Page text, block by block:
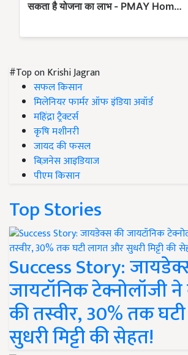
#Top on Krishi Jagran
सफल किसान
मिलेनियर फार्मर ऑफ इंडिया अवॉर्ड
महिंद्रा ट्रैक्टर्स
कृषि मशीनरी
जायद की फसल
बिज़नेस आइडियाज
पीएम किसान
Top Stories
Success Story:
जायटॉनिक टेक्नोलॉजी
की तस्वीर, 30% तक
सुधरी मिट्टी की सेहत!